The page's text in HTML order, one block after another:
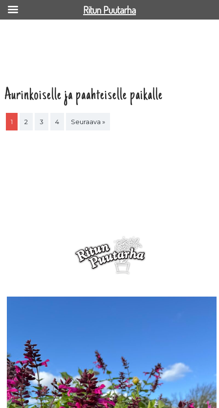
Aurinkoiselle ja paahteiselle paikalle
1 2 3 4 Seuraava »
Ritun Puutarha